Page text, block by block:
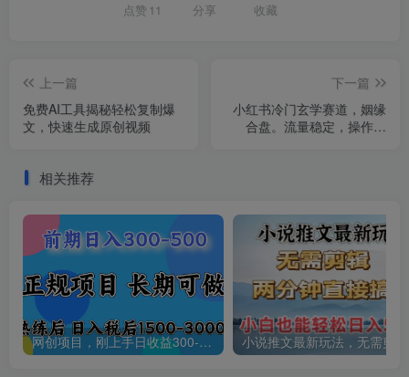
点赞 11 分享 收藏
上一篇
免费AI工具揭秘轻松复制爆
文，快速生成原创视频
下一篇
小红书冷门玄学赛道，姻缘
合盘。流量稳定，操作简
相关推荐
网创项目，刚上手日收益300-500左右，熟悉后日收益1500-3000